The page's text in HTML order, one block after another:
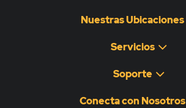
Nuestras Ubicaciones
Servicios
Soporte
Conecta con Nosotros